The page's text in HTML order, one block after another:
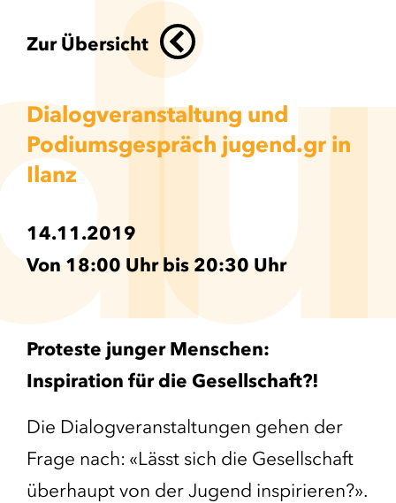
iu
Zur Übersicht
Dialogveranstaltung und
Podiumsgespräch jugend.gr in
Ilanz
14.11.2019
Von 18:00 Uhr bis 20:30 Uhr
Proteste junger Menschen:
Inspiration für die Gesellschaft?!
Die Dialogveranstaltungen gehen der
Frage nach: «Lässt sich die Gesellschaft
überhaupt von der Jugend inspirieren?».